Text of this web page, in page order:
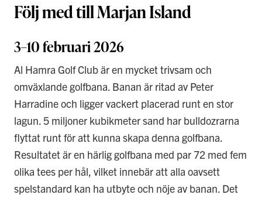
Följ med till Marjan Island
3–10 februari 2026
Al Hamra Golf Club är en mycket trivsam och
omväxlande golfbana. Banan är ritad av Peter
Harradine och ligger vackert placerad runt en stor
lagun. 5 miljoner kubikmeter sand har bulldozrarna
flyttat runt för att kunna skapa denna golfbana.
Resultatet är en härlig golfbana med par 72 med fem
olika tees per hål, vilket innebär att alla oavsett
spelstandard kan ha utbyte och nöje av banan. Det